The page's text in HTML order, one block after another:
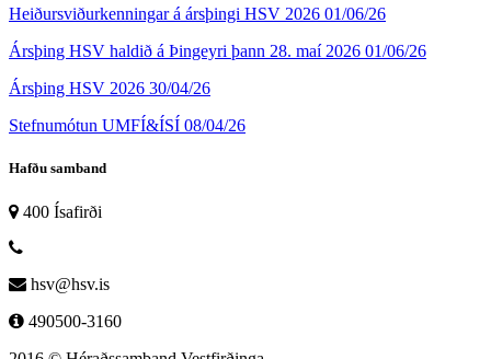
Heiðursviðurkenningar á ársþingi HSV 2026 01/06/26
Ársþing HSV haldið á Þingeyri þann 28. maí 2026 01/06/26
Ársþing HSV 2026 30/04/26
Stefnumótun UMFÍ&ÍSÍ 08/04/26
Hafðu samband
400 Ísafirði
hsv@hsv.is
490500-3160